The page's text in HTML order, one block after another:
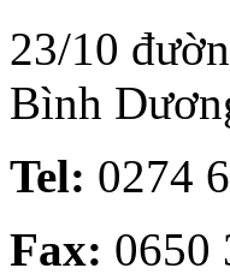
23/10
Bình
Tel: 0274
Fax: 0650